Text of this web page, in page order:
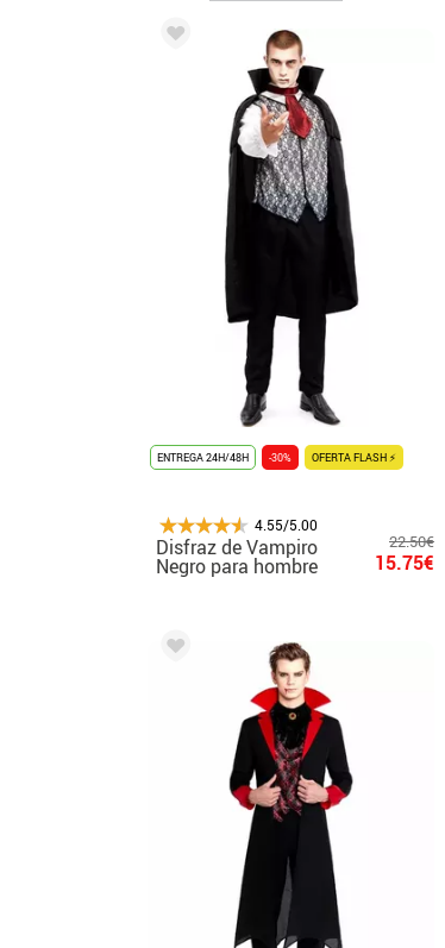
ENTREGA 24H/48H -30% OFERTA FLASH ⚡
4.55/5.00
Disfraz de Vampiro
Negro para hombre
22.50€
15.75€